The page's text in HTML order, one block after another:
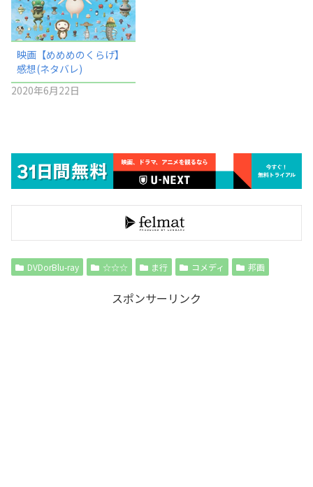
映画【めめめのくらげ】
感想(ネタバレ)
2020年6月22日
DVDorBlu-ray ☆☆☆ ま行 コメディ 邦画
スポンサーリンク